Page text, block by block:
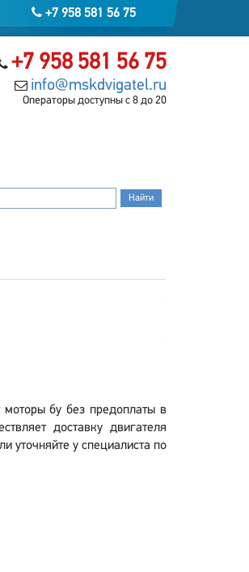
+7 958 581 56 75
+7 958 581 56 75
info@mskdvigatel.ru
Операторы доступны с 8 до 20
моторы бу без предоплаты в
доставку двигателя
уточняйте у специалиста по